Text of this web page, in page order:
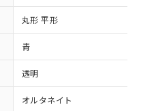
丸形 平形
青
透明
オルタネイト